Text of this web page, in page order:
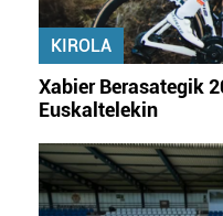
KIROLA
Xabier Berasategik
Euskaltelekin